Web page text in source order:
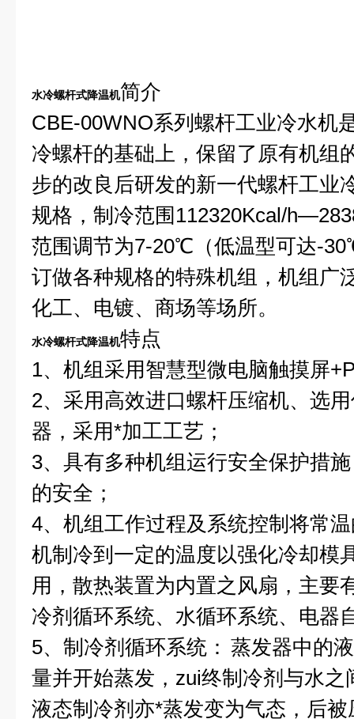
水冷螺杆式降温机简介
CBE-00WNO系列螺杆工业冷水机
冷螺杆的基础上，保留了原有机组
步的改良后研发的新一代螺杆工业
规格，制冷范围 112320Kcal/
范围调节为7-20℃ （低温型可达-30
订做各种规格的特殊机组，机组广
化工、电镀、商场等场所。
水冷螺杆式降温机特点
1、机组采用智慧型微电脑触摸屏
2、采用高效进口螺杆压缩机、选
器，采用*加工工艺；
3、具有多种机组运行安全保护措
的安全；
4、机组工作过程及系统控制将常
机制冷到一定的温度以强化冷却模
用，散热装置为内置之风扇，主要
冷剂循环系统、水循环系统、电器
5、制冷剂循环系统： 蒸发器中的
量并开始蒸发，zui终制冷剂与水
液态制冷剂亦*蒸发变为气态，后